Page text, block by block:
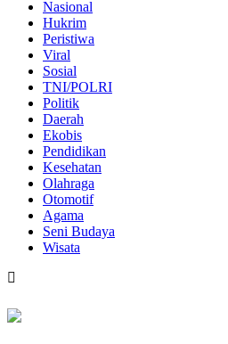
Nasional
Hukrim
Peristiwa
Viral
Sosial
TNI/POLRI
Politik
Daerah
Ekobis
Pendidikan
Kesehatan
Olahraga
Otomotif
Agama
Seni Budaya
Wisata